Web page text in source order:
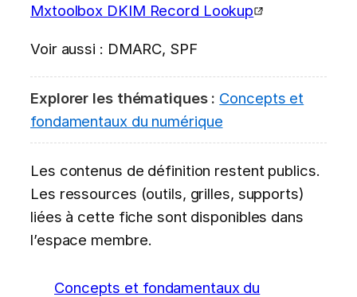
Mxtoolbox DKIM Record Lookup
Voir aussi : DMARC, SPF
Explorer les thématiques : Concepts et
fondamentaux du numérique
Les contenus de définition restent publics.
Les ressources (outils, grilles, supports)
liées à cette fiche sont disponibles dans
l’espace membre.
Concepts et fondamentaux du